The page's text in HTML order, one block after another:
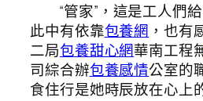
“管家”，這是工人們
此中有依靠包養網 ，也有
二局包養甜心網華南工程
司綜合辦包養感情公室的
食住行是她時辰放在心上